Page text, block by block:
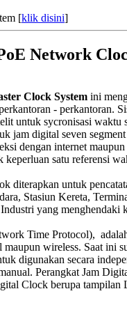
[klik disini]
Network
Clock System ini
- perkantoran.
untuk sycronisasi
jam digital seven
dengan internet
keperluan satu referensi
diterapkan untuk
Stasiun Kereta,
yang menghendaki
Time Protocol),
wireless. Saat ini
digunakan secara
Perangkat Jam
Clock berupa tampilan